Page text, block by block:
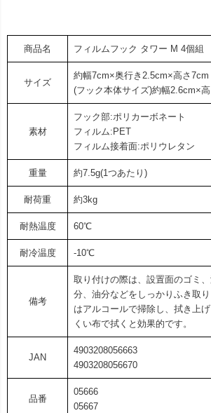
商品名 フィルムフック タワー M 4個組
サイズ
約幅7cm×奥行き2.5cm×高さ7cm
(フック本体サイズ)約幅2.6cm×
素材
フック部:ポリカーボネート
フィルム:PET
フィルム接着面:ポリウレタン
重量 約7.5g(1つあたり)
耐荷重 約3kg
耐熱温度 60℃
耐冷温度 -10℃
備考
取り付けの際は、設置面のゴミ
分、油分などをしっかりふき取
はアルコールで掃除し、拭き上
くい布で拭くと効果的です。
JAN
4903208056663
4903208056670
品番
05666
05667